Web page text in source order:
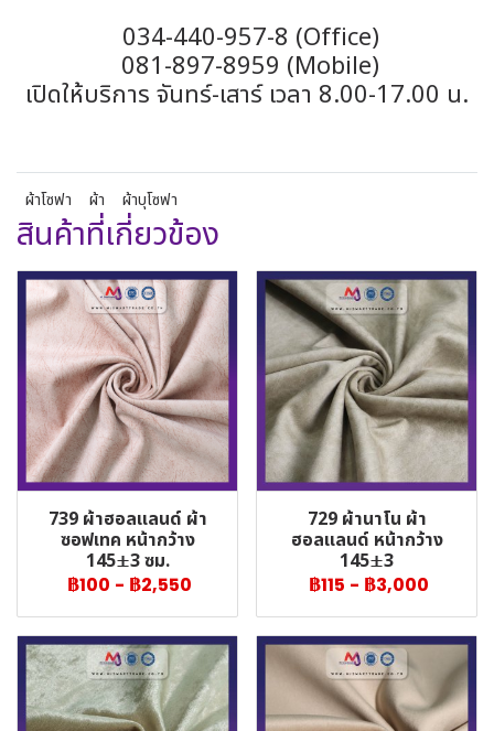
034-440-957-8 (Office)
081-897-8959 (Mobile)
เปิดให้บริการ จันทร์-เสาร์ เวลา 8.00-17.00 น.
ผ้าโซฟา ผ้า ผ้าบุโซฟา
สินค้าที่เกี่ยวข้อง
739 ผ้าฮอลแลนด์ ผ้า
ซอฟเทค หน้ากว้าง
145±3 ซม.
฿100 - ฿2,550
729 ผ้านาโน ผ้า
ฮอลแลนด์ หน้ากว้าง
145±3
฿115 - ฿3,000